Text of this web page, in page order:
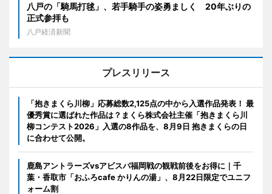
八戸の「騎馬打毬」、若手騎手の姿勇ましく 20年ぶりの
正式参拝も
八戸経済新聞
プレスリリース
「抱きまくら川柳」応募総数2,125点の中から入選作品発表！ 最
優秀賞に選ばれた作品は？まくら株式会社主催「抱きまくら川
柳コンテスト2026」入選の8作品を、8月9日 抱きまくらの日
に合わせて公開。
鹿島アントラーズvsアビスパ福岡戦の観戦前後をお得に｜千
葉・香取市「おふろcafe かりんの湯」、8月22日限定でユニフ
ォーム割